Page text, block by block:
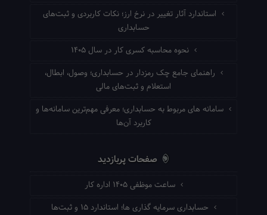
استاندارد آثار تغییر در نرخ ارز؛ نکات کاربردی و ثبت‌های
حسابداری
نحوه محاسبه کسری کار در سال ۱۴۰۵
راهنمای جامع چک رمزدار در حسابداری؛ وصول، ابطال،
استعلام و ثبت‌های مالی
سامانه های مربوط به حسابداری؛ معرفی مهم‌ترین سامانه‌ها و
کاربرد آن‌ها
صفحات پربازدید
ساعت موظفی ۱۴۰۵ اداره کار
حسابداری سرمایه گذاری ها؛ استاندارد ۱۵ و ثبت‌ها